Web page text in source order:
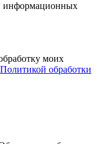
информационных
моих
Политикой обработки